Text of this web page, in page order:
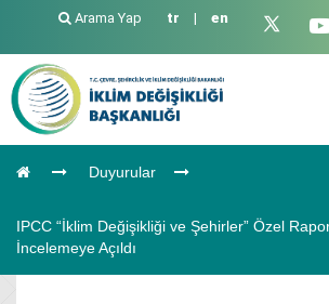
Arama Yap tr | en
Duyurular
IPCC “İklim Değişikliği ve Şehirler” Özel
İncelemeye Açıldı